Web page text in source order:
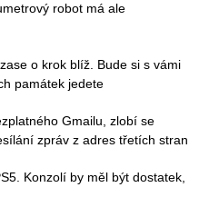
robot má ale
o krok blíž. Bude si s vámi
památek jedete
Gmailu, zlobí se
zpráv z adres třetích stran
Konzolí by měl být dostatek,